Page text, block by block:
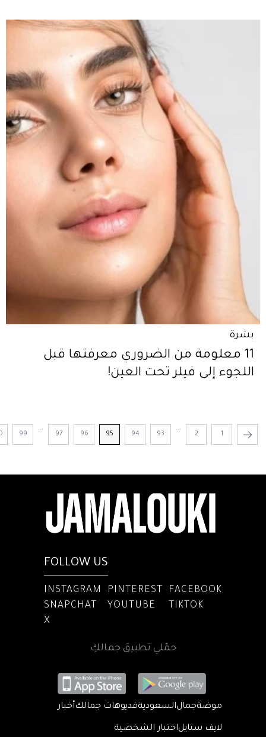
بشرة
11 معلومة من الضروري معرفتها قبل
اللجوء إلى فيلر تحت العين!
1
2
...
93
94
95
96
97
...
99
FOLLOW US
INSTAGRAM PINTEREST
FACEBOOK
SNAPCHAT
YOUTUBE
TIKTOK
X
حمّلي تطبيق جمالكِ
موضةجمالالسعوديةفديوهات جمالكأخبار
لايف ستايلاختبار الشخصية